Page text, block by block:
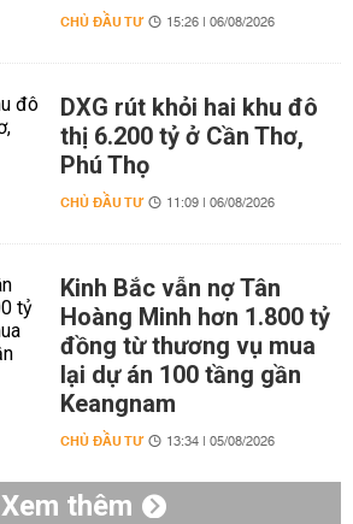
CHỦ ĐẦU TƯ 15:26 | 06/08/2026
DXG rút khỏi hai khu đô
thị 6.200 tỷ ở Cần Thơ,
Phú Thọ
CHỦ ĐẦU TƯ 11:09 | 06/08/2026
Kinh Bắc vẫn nợ Tân
Hoàng Minh hơn 1.800 tỷ
đồng từ thương vụ mua
lại dự án 100 tầng gần
Keangnam
CHỦ ĐẦU TƯ 13:34 | 05/08/2026
Xem thêm